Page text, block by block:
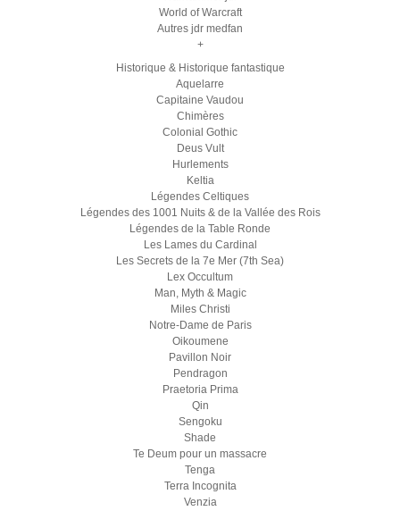
World of Warcraft
Autres jdr medfan
+
Historique & Historique fantastique
Aquelarre
Capitaine Vaudou
Chimères
Colonial Gothic
Deus Vult
Hurlements
Keltia
Légendes Celtiques
Légendes des 1001 Nuits & de la Vallée des Rois
Légendes de la Table Ronde
Les Lames du Cardinal
Les Secrets de la 7e Mer (7th Sea)
Lex Occultum
Man, Myth & Magic
Miles Christi
Notre-Dame de Paris
Oikoumene
Pavillon Noir
Pendragon
Praetoria Prima
Qin
Sengoku
Shade
Te Deum pour un massacre
Tenga
Terra Incognita
Venzia